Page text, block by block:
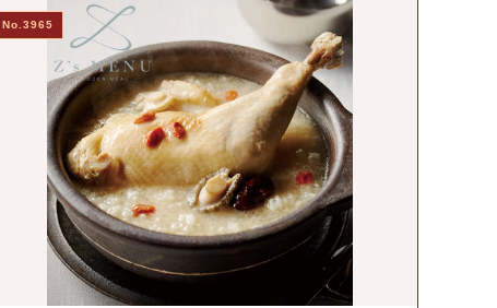
No.3965